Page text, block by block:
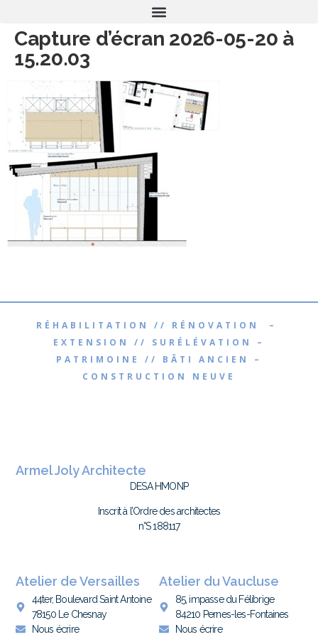
Capture d’écran 2026-05-20 à
15.20.03
RÉHABILITATION // RÉNOVATION –
EXTENSION // SURÉLÉVATION –
PATRIMOINE // BÂTI ANCIEN –
CONSTRUCTION NEUVE
Armel Joly Architecte
DESA HMONP
Inscrit à l’Ordre des architectes
n°S 188117
Atelier de Versailles
44ter, Boulevard Saint Antoine
78150 Le Chesnay
Nous écrire
Atelier du Vaucluse
85, impasse du Félibrige
84210 Pernes-les-Fontaines
Nous écrire